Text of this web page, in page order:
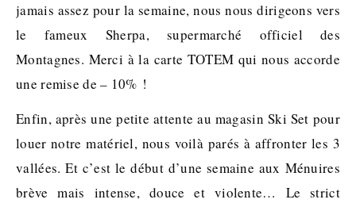
jamais assez pour la semaine, nous nous dirigeons vers
le fameux Sherpa, supermarché officiel des
Montagnes. Merci à la carte TOTEM qui nous accorde
une remise de – 10% !
Enfin, après une petite attente au magasin Ski Set pour
louer notre matériel, nous voilà parés à affronter les 3
vallées. Et c’est le début d’une semaine aux Ménuires
brève mais intense, douce et violente… Le strict